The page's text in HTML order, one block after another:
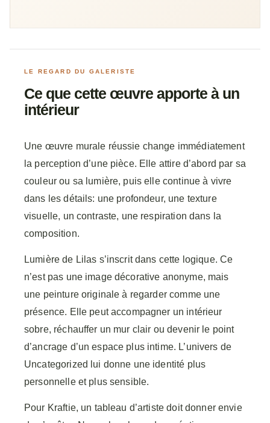
LE REGARD DU GALERISTE
Ce que cette œuvre apporte à un
intérieur
Une œuvre murale réussie change immédiatement
la perception d’une pièce. Elle attire d’abord par sa
couleur ou sa lumière, puis elle continue à vivre
dans les détails: une profondeur, une texture
visuelle, un contraste, une respiration dans la
composition.
Lumière de Lilas s’inscrit dans cette logique. Ce
n’est pas une image décorative anonyme, mais
une peinture originale à regarder comme une
présence. Elle peut accompagner un intérieur
sobre, réchauffer un mur clair ou devenir le point
d’ancrage d’un espace plus intime. L’univers de
Uncategorized lui donne une identité plus
personnelle et plus sensible.
Pour Kraftie, un tableau d’artiste doit donner envie